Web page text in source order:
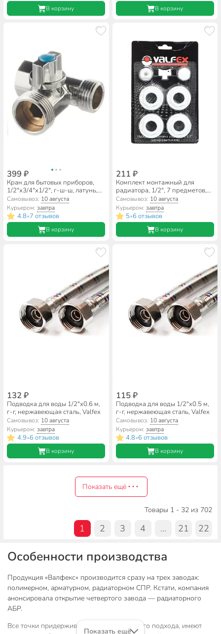
В корзину В корзину
399 ₽
Кран для бытовых приборов,
1/2"х3/4"х1/2", г-ш-ш, латунь,
угловой, трехходовой, Valfex
Самовывоз: 10 августа
Курьером:завтра
4.8•7 отзывов
В корзину
211 ₽
Комплект монтажный для
радиатора, 1/2", 7 предметов,
без кронштейна, Valfex, AD-
1001 1/2
Самовывоз: 10 августа
Курьером: завтра
5•6 отзывов
В корзину
132 ₽
Подводка для воды 1/2"х0.6 м,
г-г, нержавеющая сталь, Valfex
Самовывоз: 10 августа
Курьером:завтра
4.9•6 отзывов
В корзину
115 ₽
Подводка для воды 1/2"х0.5 м,
г-г, нержавеющая сталь, Valfex
Самовывоз: 10 августа
Курьером: завтра
4.8•6 отзывов
В корзину
Показать ещё
Товары 1 - 32 из 702
1 2 3 4 ... 21 22
Особенности производства
Продукция «Валфекс» производится сразу на трех заводах:
полимерном, арматурном, радиаторном СПР. Кстати, компания
анонсировала открытие четвертого завода — радиаторного
АБР.
Все точки придерживаются стратегического подхода, имеют
Показать ещё